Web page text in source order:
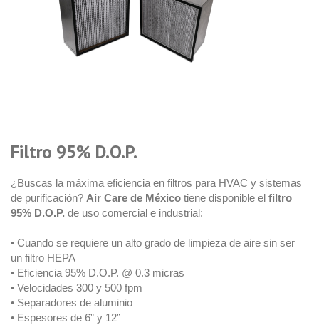
Filtro 95% D.O.P.
¿Buscas la máxima eficiencia en filtros para HVAC y sistemas
de purificación? Air Care de México tiene disponible el filtro
95% D.O.P. de uso comercial e industrial:
• Cuando se requiere un alto grado de limpieza de aire sin ser
un filtro HEPA
• Eficiencia 95% D.O.P. @ 0.3 micras
• Velocidades 300 y 500 fpm
• Separadores de aluminio
• Espesores de 6” y 12”